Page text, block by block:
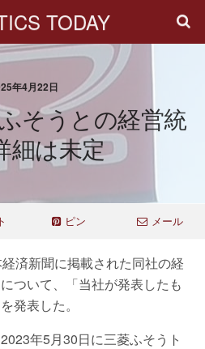
TODAY
年4月22日
そうとの経営統
細は未定
ピン メール
済新聞に掲載された同社の経
ついて、「当社が発表したも
発表した。
年5月30日に三菱ふそうト